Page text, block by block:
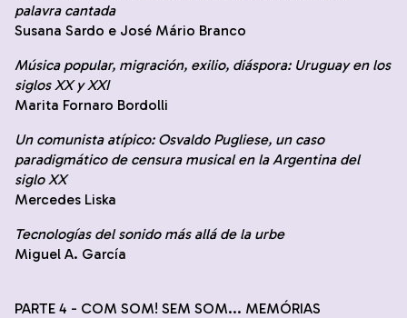
palavra cantada
Susana Sardo e José Mário Branco
Música popular, migración, exilio, diáspora: Uruguay en los
siglos XX y XXI
Marita Fornaro Bordolli
Un comunista atípico: Osvaldo Pugliese, un caso
paradigmático de censura musical en la Argentina del
siglo XX
Mercedes Liska
Tecnologías del sonido más allá de la urbe
Miguel A. García
PARTE 4 - COM SOM! SEM SOM... MEMÓRIAS